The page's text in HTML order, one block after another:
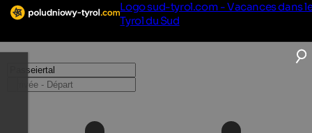
Logo sud-tyrol.com - Vacances dans
Tyrol du Sud